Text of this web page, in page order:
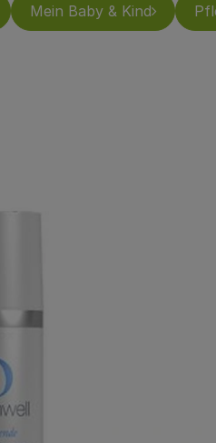
Mein Baby & Kind